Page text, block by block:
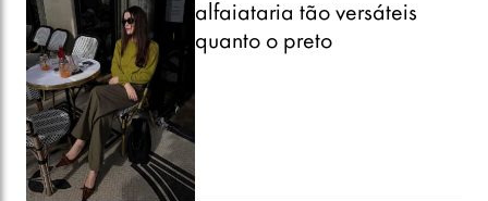
alfaiataria tão versáteis
quanto o preto